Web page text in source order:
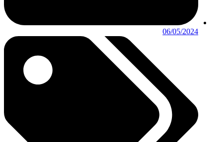
06/05/2024